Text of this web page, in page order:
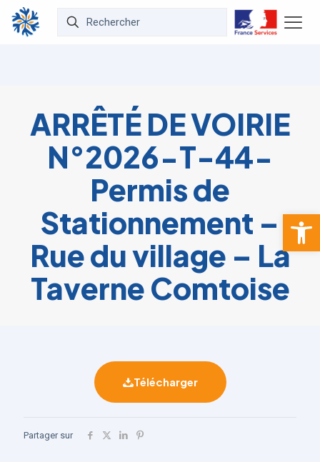
Ouvrir
ARRÊTÉ DE VOIRIE
N°2026-T-44-
Permis de
Stationnement –
Rue du village – La
Taverne Comtoise
Télécharger
Partager sur